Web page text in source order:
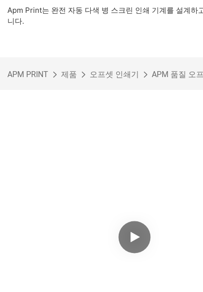
Apm Print는 완전 자동 다색 병 스크린 인쇄 기계를 설계하
니다.
APM PRINT 제품 오프셋 인쇄기 APM 품질 오